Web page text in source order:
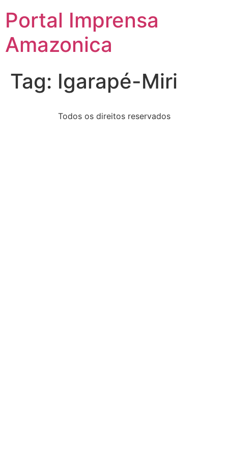
Portal Imprensa
Amazonica
Tag: Igarapé-Miri
Todos os direitos reservados